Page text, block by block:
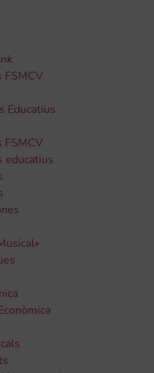
FSMCV
Educatius
FSMCV
educatius